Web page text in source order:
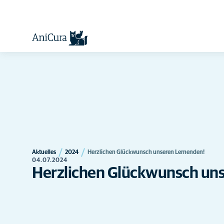
Aktuelles 2024
Herzlichen Glückwunsch unseren Lernenden!
04.07.2024
Herzlichen Glückwunsch